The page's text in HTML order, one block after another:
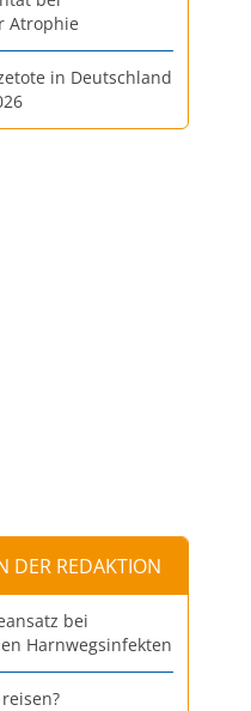
Atrophie
in Deutschland
DER REDAKTION
bei
Harnwegsinfekten